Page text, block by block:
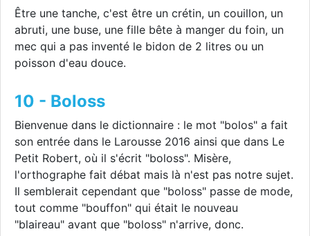
Être une tanche, c'est être un crétin, un couillon, un
abruti, une buse, une fille bête à manger du foin, un
mec qui a pas inventé le bidon de 2 litres ou un
poisson d'eau douce.
10 - Boloss
Bienvenue dans le dictionnaire : le mot "bolos" a fait
son entrée dans le Larousse 2016 ainsi que dans Le
Petit Robert, où il s'écrit "boloss". Misère,
l'orthographe fait débat mais là n'est pas notre sujet.
Il semblerait cependant que "boloss" passe de mode,
tout comme "bouffon" qui était le nouveau
"blaireau" avant que "boloss" n'arrive, donc.